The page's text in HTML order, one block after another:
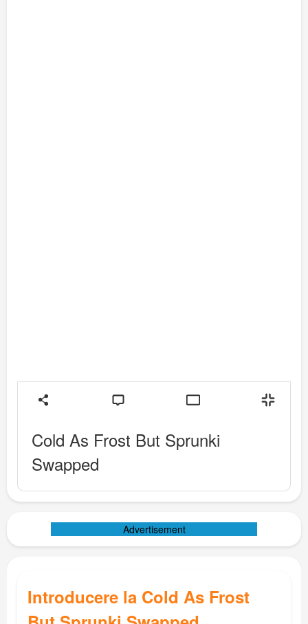
Cold As Frost But Sprunki
Swapped
Advertisement
Introducere la Cold As Frost